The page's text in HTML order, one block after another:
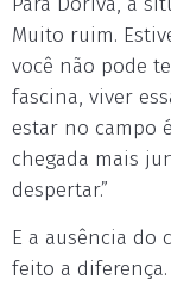
Muito ruim.
você não pode
fascina, viver
estar no campo
chegada mais
despertar.”
E a ausência do
feito a